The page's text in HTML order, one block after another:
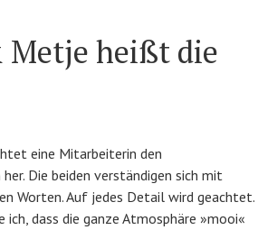
heißt die
eine Mitarbeiterin den
Die beiden verständigen sich mit
Worten. Auf jedes Detail wird geachtet.
ich, dass die ganze Atmosphäre »mooi«